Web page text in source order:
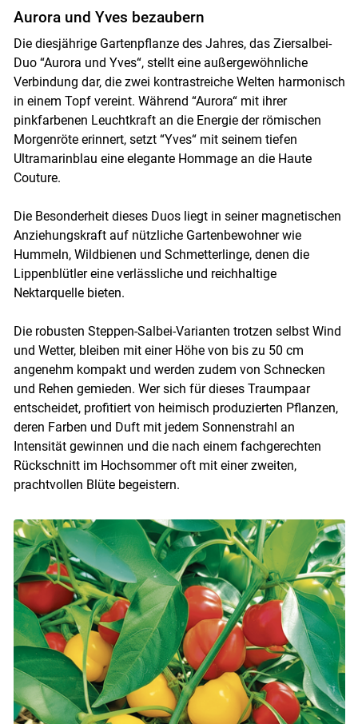
Aurora und Yves bezaubern
Die diesjährige Gartenpflanze des Jahres, das Ziersalbei-
Duo “Aurora und Yves“, stellt eine außergewöhnliche
Verbindung dar, die zwei kontrastreiche Welten harmonisch
in einem Topf vereint. Während “Aurora“ mit ihrer
pinkfarbenen Leuchtkraft an die Energie der römischen
Morgenröte erinnert, setzt “Yves“ mit seinem tiefen
Ultramarinblau eine elegante Hommage an die Haute
Couture.
Die Besonderheit dieses Duos liegt in seiner magnetischen
Anziehungskraft auf nützliche Gartenbewohner wie
Hummeln, Wildbienen und Schmetterlinge, denen die
Lippenblütler eine verlässliche und reichhaltige
Nektarquelle bieten.
Die robusten Steppen-Salbei-Varianten trotzen selbst Wind
und Wetter, bleiben mit einer Höhe von bis zu 50 cm
angenehm kompakt und werden zudem von Schnecken
und Rehen gemieden. Wer sich für dieses Traumpaar
entscheidet, profitiert von heimisch produzierten Pflanzen,
deren Farben und Duft mit jedem Sonnenstrahl an
Intensität gewinnen und die nach einem fachgerechten
Rückschnitt im Hochsommer oft mit einer zweiten,
prachtvollen Blüte begeistern.